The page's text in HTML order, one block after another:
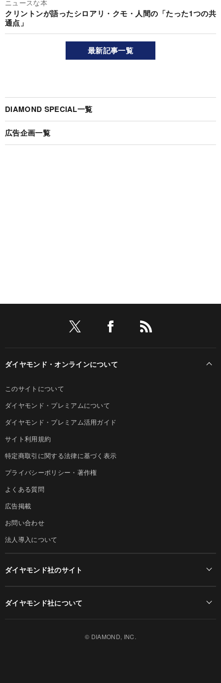
ニュースな本
クリントンが語ったシロアリ・クモ・人間の「たった1つの共
通点」
最新記事一覧
DIAMOND SPECIAL一覧
広告企画一覧
ダイヤモンド・オンラインについて
このサイトについて
ダイヤモンド・プレミアムについて
ダイヤモンド・プレミアム活用ガイド
サイト利用規約
特定商取引に関する法律に基づく表示
プライバシーポリシー・著作権
よくある質問
広告掲載
お問い合わせ
法人導入について
ダイヤモンド社のサイト
ダイヤモンド社について
© DIAMOND, INC.